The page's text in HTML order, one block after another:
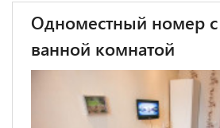
Одноместный номер
ванной комнатой